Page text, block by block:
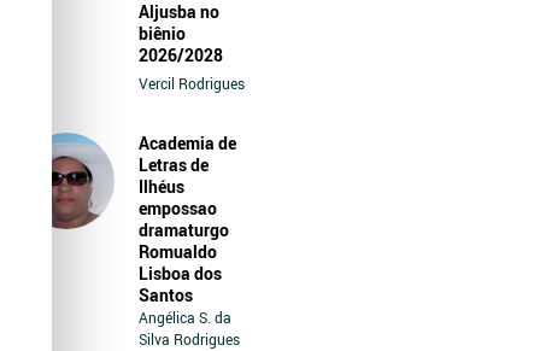
Aljusba no
biênio
2026/2028
Vercil Rodrigues
Academia de
Letras de
Ilhéus
empossao
dramaturgo
Romualdo
Lisboa dos
Santos
Angélica S. da
Silva Rodrigues